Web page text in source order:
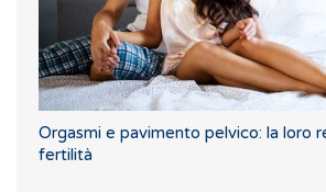
Orgasmi e pavimento pelvico: la loro
fertilità